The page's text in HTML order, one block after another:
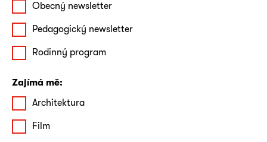
Obecný newsletter
Pedagogický newsletter
Rodinný program
Zajímá mě:
Architektura
Film